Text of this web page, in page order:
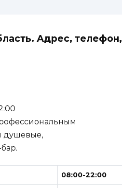
Адрес, телефон,
душевые,
08:00-22:00